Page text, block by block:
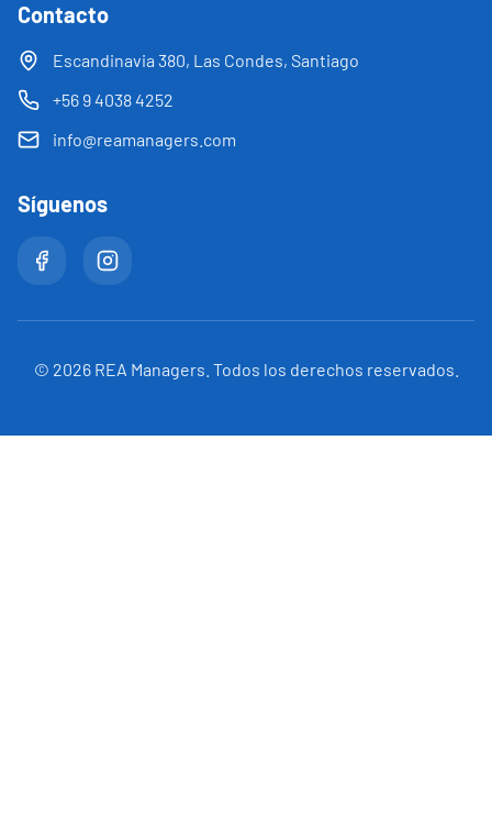
Contacto
Escandinavia 380, Las Condes, Santiago
+56 9 4038 4252
info@reamanagers.com
Síguenos
© 2026REA Managers. Todos los derechos reservados.